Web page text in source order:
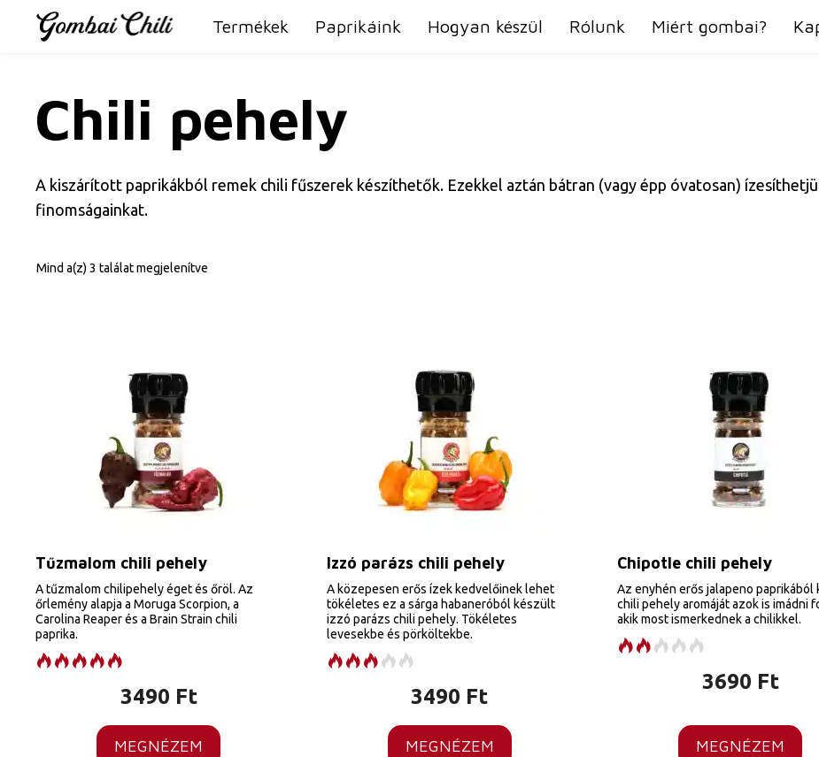
Kilépés
Termékek Paprikáink Hogyan készül Rólunk Miért gombai?
Chili pehely
A kiszárított paprikákból remek chili fűszerek készíthetők. Ezekkel aztán bátran (vagy épp óvatosan)
finomságainkat.
Mind a(z) 3 találat megjelenítve
Tűzmalom chili pehely
A tűzmalom chilipehely éget és őröl. Az
őrlemény alapja a Moruga Scorpion, a
Carolina Reaper és a Brain Strain chili
paprika.
3490 Ft
MEGNÉZEM
Izzó parázs chili pehely
A közepesen erős ízek kedvelőinek lehet
tökéletes ez a sárga habaneróból készült
izzó parázs chili pehely. Tökéletes
levesekbe és pörköltekbe.
3490 Ft
MEGNÉZEM
Chipotle chili pehely
Az enyhén erős jalapeno paprikából
chili pehely aromáját azok is imádni
akik most ismerkednek a chilikkel.
3690 Ft
MEGNÉZEM